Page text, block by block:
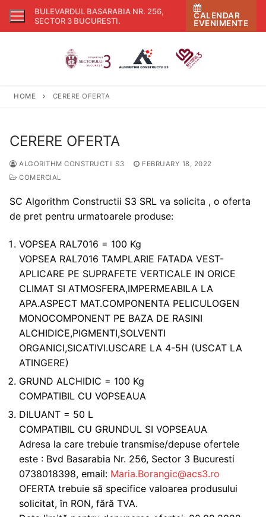
Skip
BULEVARDUL BASARABIA NR. 256,
SECTOR 3 BUCURESTI.
CALENDAR
EVENIMENTE
HOME CERERE OFERTA
CERERE OFERTA
ALGORITHM CONSTRUCTII S3
FEBRUARY 18, 2022
COMERCIAL
SC Algorithm Constructii S3 SRL va solicita , o oferta
de pret pentru urmatoarele produse:
VOPSEA RAL7016 = 100 Kg
VOPSEA RAL7016 TAMPLARIE FATADA VEST-
APLICARE PE SUPRAFETE VERTICALE IN ORICE
CLIMAT SI ATMOSFERA,IMPERMEABILA LA
APA.ASPECT MAT.COMPONENTA PELICULOGEN
MONOCOMPONENT PE BAZA DE RASINI
ALCHIDICE,PIGMENTI,SOLVENTI
ORGANICI,SICATIVI.USCARE LA 4-5H (USCAT LA
ATINGERE)
GRUND ALCHIDIC = 100 Kg
COMPATIBIL CU VOPSEAUA
DILUANT = 50 L
COMPATIBIL CU GRUNDUL SI VOPSEAUA
Adresa la care trebuie transmise/depuse ofertele
este : Bvd Basarabia Nr. 256, Sector 3 Bucuresti
0738018398, email: Maria.Borangic@acs3.ro
OFERTA trebuie să specifice valoarea produsului
solicitat, în RON, fără TVA.